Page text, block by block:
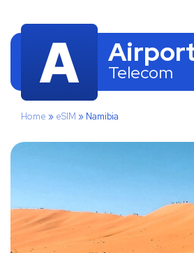
Telecom
Home » eSIM » Namibia